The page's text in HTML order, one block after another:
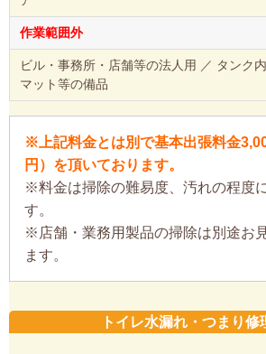
作業範囲外
ビル・事務所・店舗等の法人用 ／ タンク
マット等の備品
※上記料金とは別で基本出張料金
円）を頂いております。
※料金は掃除の難易度、汚れの程度
す。
※店舗・業務用製品の掃除は別途お
ます。
トイレ水漏れ・つまり修